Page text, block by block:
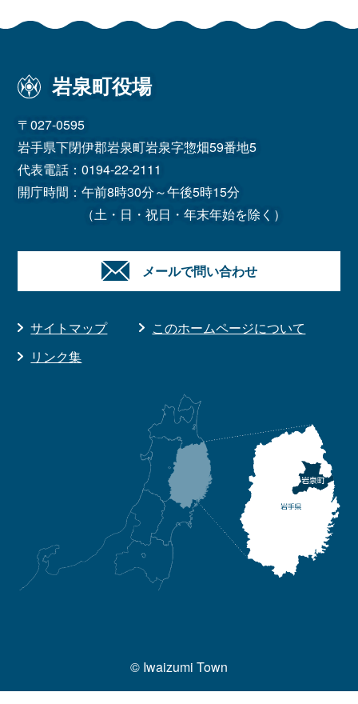
岩泉町役場
〒027-0595
岩手県下閉伊郡岩泉町岩泉字惣畑59番地5
代表電話：0194-22-2111
開庁時間：午前8時30分～午後5時15分
（土・日・祝日・年末年始を除く）
メールで問い合わせ
サイトマップ
このホームページについて
リンク集
© Iwaizumi Town